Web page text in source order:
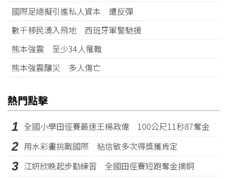
國際足總擬引進私人資本 遭反彈
數千移民湧入飛地 西班牙軍警馳援
熊本強震 至少34人罹難
熊本強震釀災 多人傷亡
熱門點擊
1 全國小學田徑賽最速王楊政偉 100公尺11秒87奪金
2 用水彩畫挑戰國際 粘信敏多次得獎獲肯定
3 江姸欣晚起步勤練習 全國田徑賽短跑奪金摘銅